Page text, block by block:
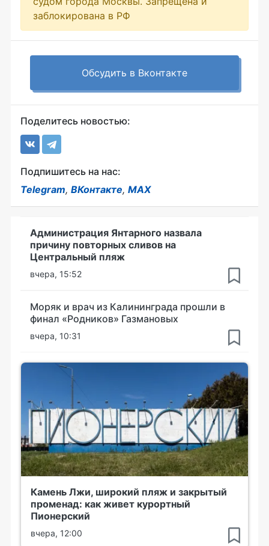
заблокирована в РФ
Обсудить в Вконтакте
Поделитесь новостью:
Подпишитесь на нас:
Telegram, ВКонтакте, MAX
Администрация Янтарного назвала
причину повторных сливов на
Центральный пляж
вчера, 15:52
Моряк и врач из Калининграда прошли в
финал «Родников» Газмановых
вчера, 10:31
Камень Лжи, широкий пляж и закрытый
променад: как живет курортный
Пионерский
вчера, 12:00